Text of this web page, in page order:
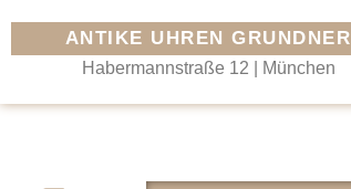
ANTIKE UHREN GRUNDNER
Habermannstraße 12 | München